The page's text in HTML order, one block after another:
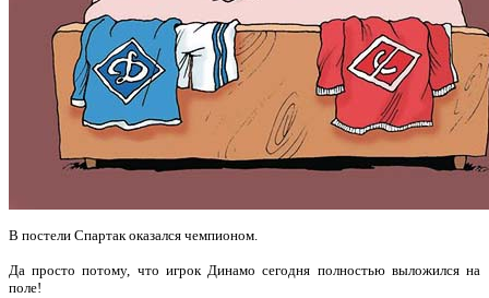
В постели Спартак оказался чемпионом.
Да просто потому, что игрок Динамо сегодня полностью выложился на
поле!